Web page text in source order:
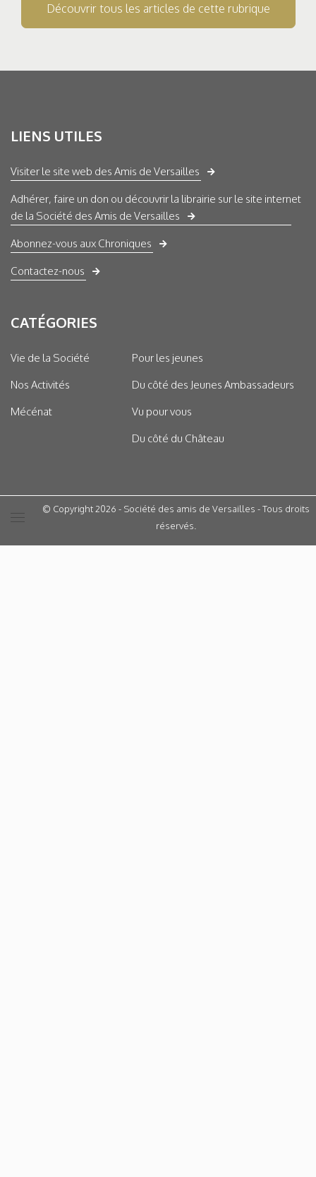
Découvrir tous les articles de cette rubrique
LIENS UTILES
Visiter le site web des Amis de Versailles
Adhérer, faire un don ou découvrir la librairie sur le site internet
de la Société des Amis de Versailles
Abonnez-vous aux Chroniques
Contactez-nous
CATÉGORIES
Vie de la Société
Nos Activités
Mécénat
Pour les jeunes
Du côté des Jeunes Ambassadeurs
Vu pour vous
Du côté du Château
© Copyright 2026 - Société des amis de Versailles - Tous droits
réservés.